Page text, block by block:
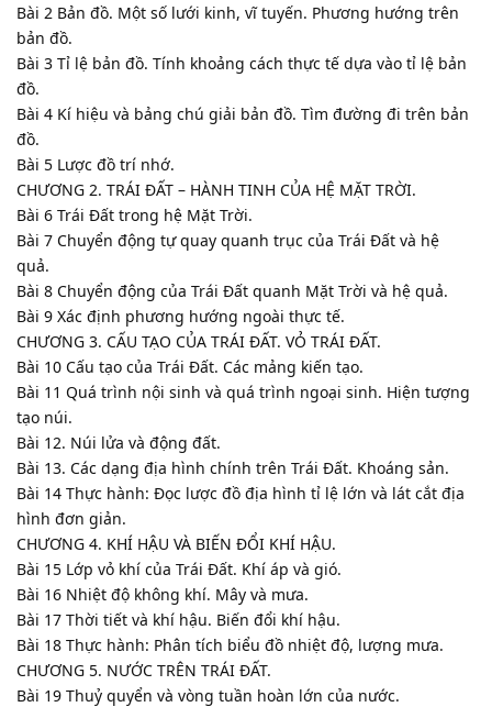
Bài 2 Bản đồ. Một số lưới kinh, vĩ tuyến. Phương hướng trên
bản đồ.
Bài 3 Tỉ lệ bản đồ. Tính khoảng cách thực tế dựa vào tỉ lệ bản
đồ.
Bài 4 Kí hiệu và bảng chú giải bản đồ. Tìm đường đi trên bản
đồ.
Bài 5 Lược đồ trí nhớ.
CHƯƠNG 2. TRÁI ĐẤT – HÀNH TINH CỦA HỆ MẶT TRỜI.
Bài 6 Trái Đất trong hệ Mặt Trời.
Bài 7 Chuyển động tự quay quanh trục của Trái Đất và hệ
quả.
Bài 8 Chuyển động của Trái Đất quanh Mặt Trời và hệ quả.
Bài 9 Xác định phương hướng ngoài thực tế.
CHƯƠNG 3. CẤU TẠO CỦA TRÁI ĐẤT. VỎ TRÁI ĐẤT.
Bài 10 Cấu tạo của Trái Đất. Các mảng kiến tạo.
Bài 11 Quá trình nội sinh và quá trình ngoại sinh. Hiện tượng
tạo núi.
Bài 12. Núi lửa và động đất.
Bài 13. Các dạng địa hình chính trên Trái Đất. Khoáng sản.
Bài 14 Thực hành: Đọc lược đồ địa hình tỉ lệ lớn và lát cắt địa
hình đơn giản.
CHƯƠNG 4. KHÍ HẬU VÀ BIẾN ĐỔI KHÍ HẬU.
Bài 15 Lớp vỏ khí của Trái Đất. Khí áp và gió.
Bài 16 Nhiệt độ không khí. Mây và mưa.
Bài 17 Thời tiết và khí hậu. Biến đổi khí hậu.
Bài 18 Thực hành: Phân tích biểu đồ nhiệt độ, lượng mưa.
CHƯƠNG 5. NƯỚC TRÊN TRÁI ĐẤT.
Bài 19 Thuỷ quyển và vòng tuần hoàn lớn của nước.